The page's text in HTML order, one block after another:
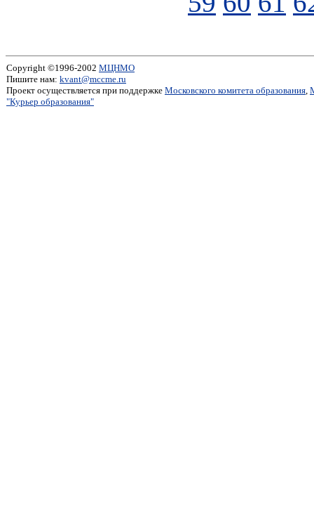
Copyright ©1996-2002 МЦНМО
Пишите нам: kvant@mccme.ru
Проект осуществляется при поддержке Московского комитета образования,
"Курьер образования"